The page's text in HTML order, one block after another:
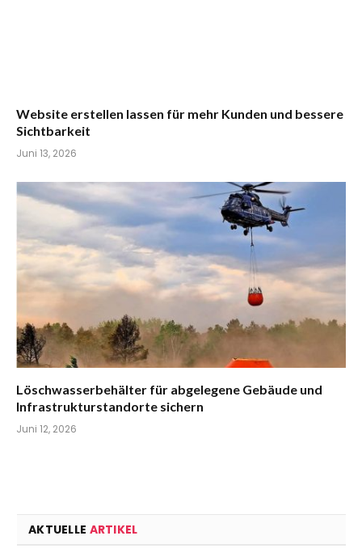
Website erstellen lassen für mehr Kunden und bessere
Sichtbarkeit
Juni 13, 2026
Löschwasserbehälter für abgelegene Gebäude und
Infrastrukturstandorte sichern
Juni 12, 2026
AKTUELLE ARTIKEL